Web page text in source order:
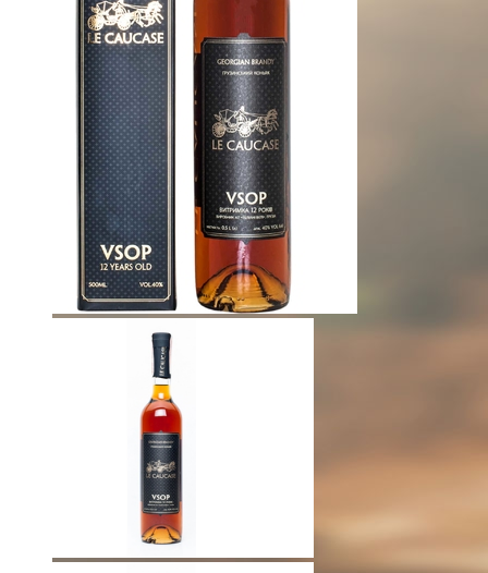
ГОЛОВНА
ПРО КОМПАНІЮ
Теліані Трейдінг Україна
Теліані Велі історія
Теліані Велі виробництво
Теліані Велі в світі
ПРОДУКЦІЯ
Вино
Бренді
Горілка
Чача
НОВИНИ
MUNDUS VINI Grand International Wine Awa
Teliani Silver Bronze IWC 2019
Teliani Bronze Decanter 2019
Teliani Silver Bronze IWC 2019
Teliani Best in show Decanter 2019
Teliani Trophy IWC 2019
Teliani Bronze IWC 2018
Teliani Bronze IWC 2018
Teliani Silver IWC 2018
Teliani Trophy IWC 2018
КОНТРОЛЬ ЯКОСТІ
Теліані Велі
КОНТАКТИ
Менеджер з продажу (HoReCa)